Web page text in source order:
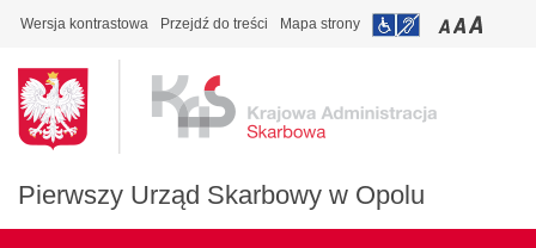
Wersja kontrastowa Przejdź do treści Mapa strony
Pierwszy Urząd Skarbowy w Opolu